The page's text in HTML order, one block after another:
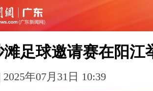
滩足球邀请赛在阳江
年07月31日 10:39